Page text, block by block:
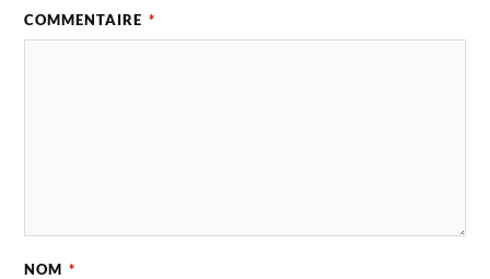
COMMENTAIRE *
NOM *